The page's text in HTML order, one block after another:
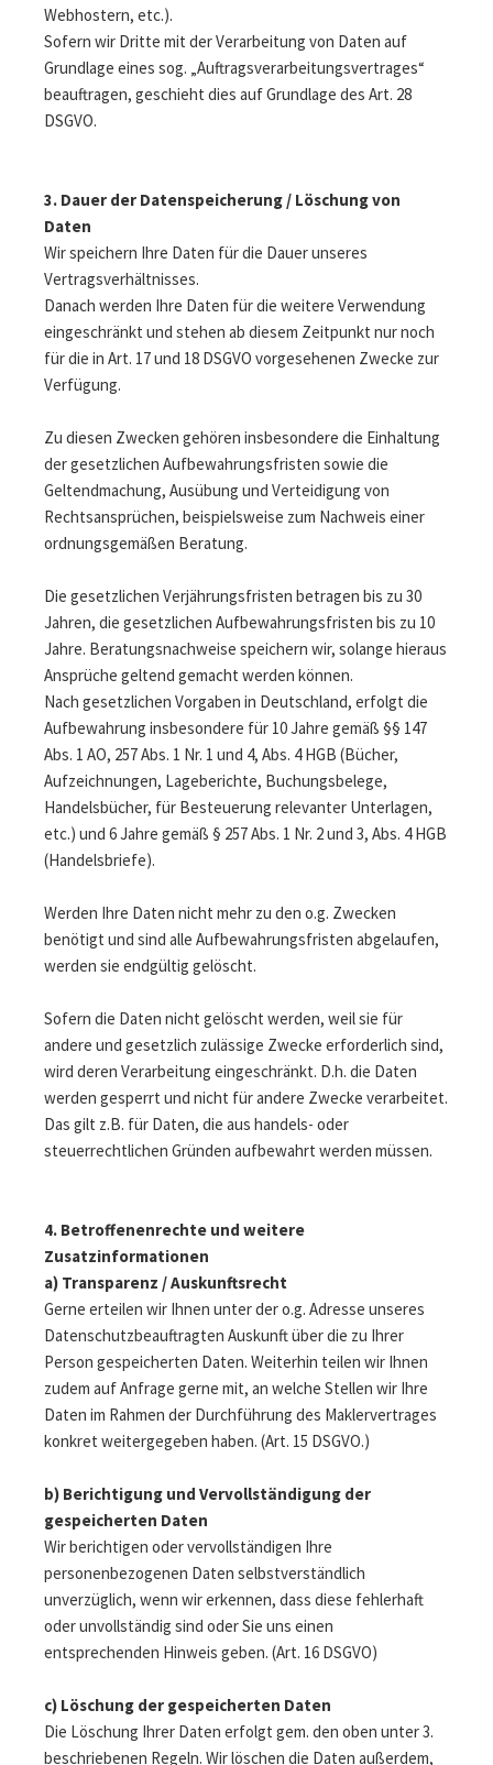
Webhostern, etc.).
Sofern wir Dritte mit der Verarbeitung von Daten auf
Grundlage eines sog. „Auftragsverarbeitungsvertrages“
beauftragen, geschieht dies auf Grundlage des Art. 28
DSGVO.
3. Dauer der Datenspeicherung / Löschung von
Daten
Wir speichern Ihre Daten für die Dauer unseres
Vertragsverhältnisses.
Danach werden Ihre Daten für die weitere Verwendung
eingeschränkt und stehen ab diesem Zeitpunkt nur noch
für die in Art. 17 und 18 DSGVO vorgesehenen Zwecke zur
Verfügung.
Zu diesen Zwecken gehören insbesondere die Einhaltung
der gesetzlichen Aufbewahrungsfristen sowie die
Geltendmachung, Ausübung und Verteidigung von
Rechtsansprüchen, beispielsweise zum Nachweis einer
ordnungsgemäßen Beratung.
Die gesetzlichen Verjährungsfristen betragen bis zu 30
Jahren, die gesetzlichen Aufbewahrungsfristen bis zu 10
Jahre. Beratungsnachweise speichern wir, solange hieraus
Ansprüche geltend gemacht werden können.
Nach gesetzlichen Vorgaben in Deutschland, erfolgt die
Aufbewahrung insbesondere für 10 Jahre gemäß §§ 147
Abs. 1 AO, 257 Abs. 1 Nr. 1 und 4, Abs. 4 HGB (Bücher,
Aufzeichnungen, Lageberichte, Buchungsbelege,
Handelsbücher, für Besteuerung relevanter Unterlagen,
etc.) und 6 Jahre gemäß § 257 Abs. 1 Nr. 2 und 3, Abs. 4 HGB
(Handelsbriefe).
Werden Ihre Daten nicht mehr zu den o.g. Zwecken
benötigt und sind alle Aufbewahrungsfristen abgelaufen,
werden sie endgültig gelöscht.
Sofern die Daten nicht gelöscht werden, weil sie für
andere und gesetzlich zulässige Zwecke erforderlich sind,
wird deren Verarbeitung eingeschränkt. D.h. die Daten
werden gesperrt und nicht für andere Zwecke verarbeitet.
Das gilt z.B. für Daten, die aus handels- oder
steuerrechtlichen Gründen aufbewahrt werden müssen.
4. Betroffenenrechte und weitere
Zusatzinformationen
a) Transparenz / Auskunftsrecht
Gerne erteilen wir Ihnen unter der o.g. Adresse unseres
Datenschutzbeauftragten Auskunft über die zu Ihrer
Person gespeicherten Daten. Weiterhin teilen wir Ihnen
zudem auf Anfrage gerne mit, an welche Stellen wir Ihre
Daten im Rahmen der Durchführung des Maklervertrages
konkret weitergegeben haben. (Art. 15 DSGVO.)
b) Berichtigung und Vervollständigung der
gespeicherten Daten
Wir berichtigen oder vervollständigen Ihre
personenbezogenen Daten selbstverständlich
unverzüglich, wenn wir erkennen, dass diese fehlerhaft
oder unvollständig sind oder Sie uns einen
entsprechenden Hinweis geben. (Art. 16 DSGVO)
c) Löschung der gespeicherten Daten
Die Löschung Ihrer Daten erfolgt gem. den oben unter 3.
beschriebenen Regeln. Wir löschen die Daten außerdem,